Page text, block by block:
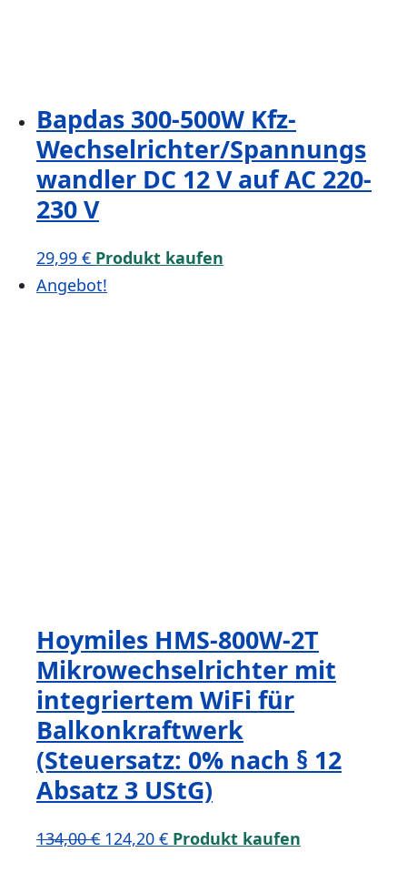
Bapdas 300-500W Kfz-
Wechselrichter/Spannungs
wandler DC 12 V auf AC 220-
230 V
29,99 € Produkt kaufen
Angebot!
Hoymiles HMS-800W-2T
Mikrowechselrichter mit
integriertem WiFi für
Balkonkraftwerk
(Steuersatz: 0% nach § 12
Absatz 3 UStG)
134,00€ Ursprünglicher
124,20 €Aktueller
Produkt kaufen